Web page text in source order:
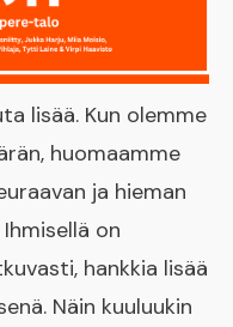
lisää. Kun olemme
huomaamme
ja hieman
on
hankkia lisää
Näin kuuluukin